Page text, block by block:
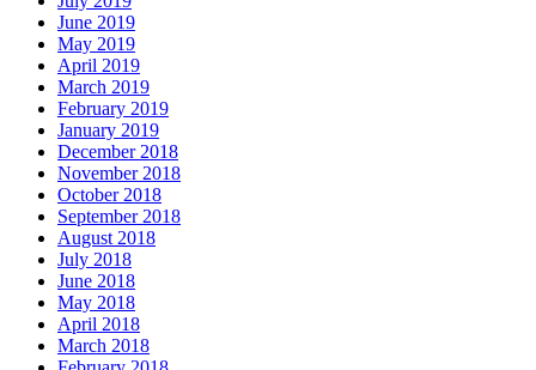
June 2019
May 2019
April 2019
March 2019
February 2019
January 2019
December 2018
November 2018
October 2018
September 2018
August 2018
July 2018
June 2018
May 2018
April 2018
March 2018